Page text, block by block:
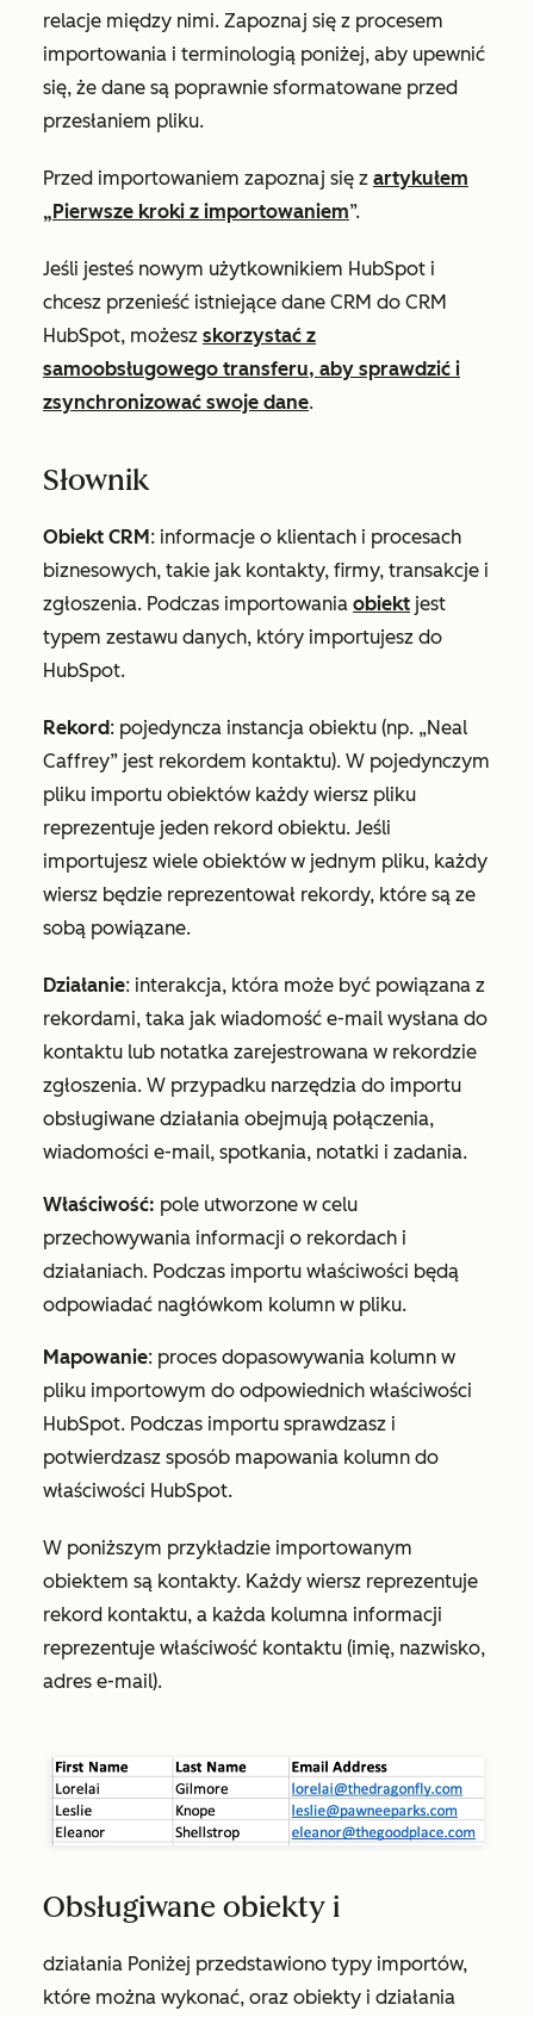
relacje między nimi. Zapoznaj się z procesem
importowania i terminologią poniżej, aby upewnić
się, że dane są poprawnie sformatowane przed
przesłaniem pliku.
Przed importowaniem zapoznaj się z artykułem
„Pierwsze kroki z importowaniem”.
Jeśli jesteś nowym użytkownikiem HubSpot i
chcesz przenieść istniejące dane CRM do CRM
HubSpot, możesz skorzystać z
samoobsługowego transferu, aby sprawdzić i
zsynchronizować swoje dane.
Słownik
Obiekt CRM: informacje o klientach i procesach
biznesowych, takie jak kontakty, firmy, transakcje i
zgłoszenia. Podczas importowania obiekt jest
typem zestawu danych, który importujesz do
HubSpot.
Rekord: pojedyncza instancja obiektu (np. „Neal
Caffrey” jest rekordem kontaktu). W pojedynczym
pliku importu obiektów każdy wiersz pliku
reprezentuje jeden rekord obiektu. Jeśli
importujesz wiele obiektów w jednym pliku, każdy
wiersz będzie reprezentował rekordy, które są ze
sobą powiązane.
Działanie: interakcja, która może być powiązana z
rekordami, taka jak wiadomość e-mail wysłana do
kontaktu lub notatka zarejestrowana w rekordzie
zgłoszenia. W przypadku narzędzia do importu
obsługiwane działania obejmują połączenia,
wiadomości e-mail, spotkania, notatki i zadania.
Właściwość: pole utworzone w celu
przechowywania informacji o rekordach i
działaniach. Podczas importu właściwości będą
odpowiadać nagłówkom kolumn w pliku.
Mapowanie: proces dopasowywania kolumn w
pliku importowym do odpowiednich właściwości
HubSpot. Podczas importu sprawdzasz i
potwierdzasz sposób mapowania kolumn do
właściwości HubSpot.
W poniższym przykładzie importowanym
obiektem są kontakty. Każdy wiersz reprezentuje
rekord kontaktu, a każda kolumna informacji
reprezentuje właściwość kontaktu (imię, nazwisko,
adres e-mail).
Obsługiwane obiekty i
działania Poniżej przedstawiono typy importów,
które można wykonać, oraz obiekty i działania